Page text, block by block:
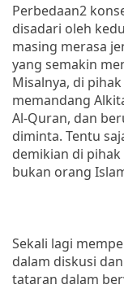
Perbedaan2
disadari oleh
masing merasa
yang semakin
Misalnya, di
memandang
Al-Quran, dan
diminta. Tentu
demikian di pihak
bukan orang
Sekali lagi
dalam diskusi
tataran dalam